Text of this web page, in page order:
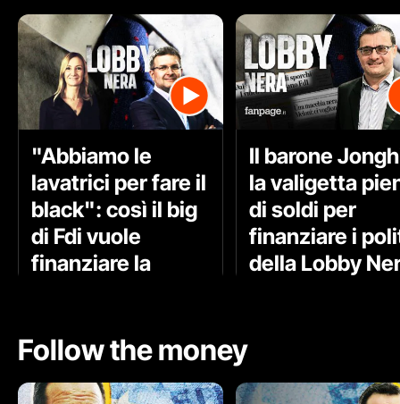
"Abbiamo le
lavatrici per fare il
black": così il big
di Fdi vuole
finanziare la
Milano
Il barone
la valigetta
di soldi per
finanziare i
della Lobby
Follow the money